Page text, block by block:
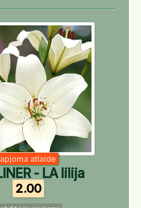
apjoma atlaide
- LA lilija
2.00